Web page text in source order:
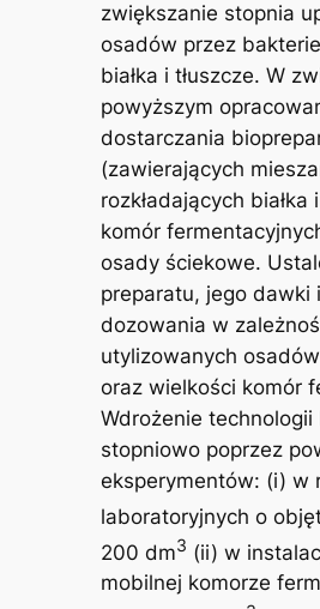
zwiększanie stopnia
osadów przez
białka i tłuszcze. W
powyższym
dostarczania
(zawierających
rozkładających białka
komór
osady ściekowe.
preparatu, jego dawki
dozowania w
utylizowanych
oraz wielkości komór
Wdrożenie technologii
stopniowo poprzez
eksperymentów: (i) w
laboratoryjnych o
200 dm3 (ii) w
mobilnej komorze